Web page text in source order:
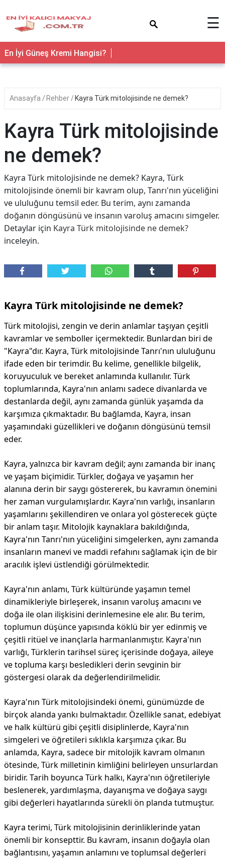
☰
En İyi Güneş Kremi Hangisi?
Anasayfa Rehber Kayra Türk mitolojisinde ne demek?
Kayra Türk mitolojisinde
ne demek?
Kayra Türk mitolojisinde ne demek? Kayra, Türk
mitolojisinde önemli bir kavram olup, Tanrı'nın yüceliğini
ve ululuğunu temsil eder. Bu terim, aynı zamanda
doğanın döngüsünü ve insanın varoluş amacını simgeler.
Detaylar için Kayra Türk mitolojisinde ne demek?
inceleyin.
Kayra Türk mitolojisinde ne demek?
Türk mitolojisi, zengin ve derin anlamlar taşıyan çeşitli
kavramlar ve semboller içermektedir. Bunlardan biri de
"Kayra"dır. Kayra, Türk mitolojisinde Tanrı'nın ululuğunu
ifade eden bir terimdir. Bu kelime, genellikle bilgelik,
koruyuculuk ve bereket anlamında kullanılır. Türk
toplumlarında, Kayra'nın anlamı sadece divanlarda ve
destanlarda değil, aynı zamanda günlük yaşamda da
karşımıza çıkmaktadır. Bu bağlamda, Kayra, insan
yaşamındaki güzellikleri ve doğanın döngüsünü temsil
eder.
Kayra, yalnızca bir kavram değil; aynı zamanda bir inanç
ve yaşam biçimidir. Türkler, doğaya ve yaşamın her
alanına derin bir saygı göstererek, bu kavramın önemini
her zaman vurgulamışlardır. Kayra'nın varlığı, insanların
yaşamlarını şekillendiren ve onlara yol gösterecek güçte
bir anlam taşır. Mitolojik kaynaklara bakıldığında,
Kayra'nın Tanrı'nın yüceliğini simgelerken, aynı zamanda
insanların manevi ve maddi refahını sağlamak için de bir
aracılık işlevi üstlendiği görülmektedir.
Kayra'nın anlamı, Türk kültüründe yaşamın temel
dinamikleriyle birleşerek, insanın varoluş amacını ve
doğa ile olan ilişkisini derinlemesine ele alır. Bu terim,
toplumun düşünce yapısında köklü bir yer edinmiş ve
çeşitli ritüel ve inançlarla harmanlanmıştır. Kayra'nın
varlığı, Türklerin tarihsel süreç içerisinde doğaya, aileye
ve topluma karşı besledikleri derin sevginin bir
göstergesi olarak da değerlendirilmelidir.
Kayra'nın Türk mitolojisindeki önemi, günümüzde de
birçok alanda yankı bulmaktadır. Özellikle sanat, edebiyat
ve halk kültürü gibi çeşitli disiplinlerde, Kayra'nın
simgeleri ve öğretileri sıklıkla karşımıza çıkar. Bu
anlamda, Kayra, sadece bir mitolojik kavram olmanın
ötesinde, Türk milletinin kimliğini belirleyen unsurlardan
biridir. Tarih boyunca Türk halkı, Kayra'nın öğretileriyle
beslenerek, yardımlaşma, dayanışma ve doğaya saygı
gibi değerleri hayatlarında sürekli ön planda tutmuştur.
Kayra terimi, Türk mitolojisinin derinliklerinde yatan
önemli bir konsepttir. Bu kavram, insanın doğayla olan
bağlantısını, yaşamın anlamını ve toplumsal değerleri